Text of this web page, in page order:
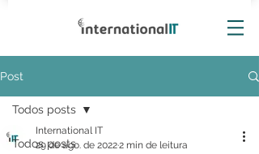
Post
Todos posts
Todos posts
International IT
29 de ago. de 20222 min de leitura